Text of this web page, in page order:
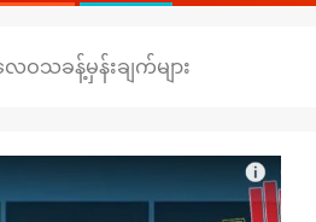
သခန့်မှန်းချက်များ